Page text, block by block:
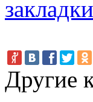
Другие